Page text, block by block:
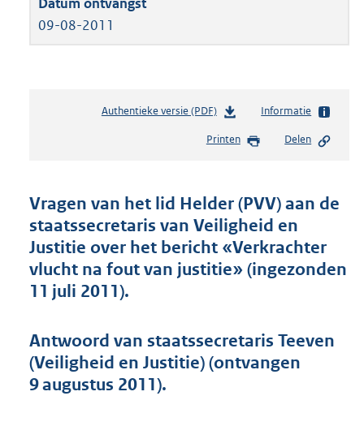
09-08-2011
Authentieke versie (PDF)b
s
n
d
s
g
r
e
:
Informatie
Printen Delen
Vragen van het lid Helder (PVV) aan de
staatssecretaris van Veiligheid en
Justitie over het bericht «Verkrachter
vlucht na fout van justitie» (ingezonden
11 juli 2011).
Antwoord van staatssecretaris Teeven
(Veiligheid en Justitie) (ontvangen
9 augustus 2011).